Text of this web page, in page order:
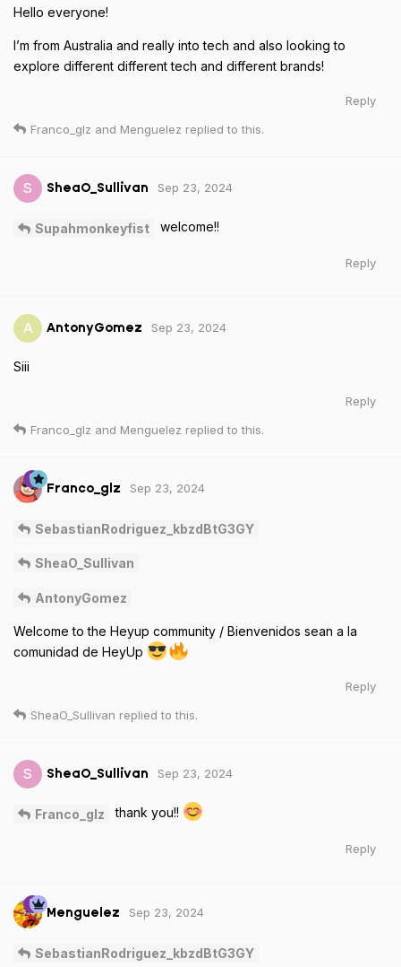
Hello everyone!
I’m from Australia and really into tech and also looking to
explore different different tech and different brands!
Reply
Franco_glz and Menguelez replied to this.
S SheaO_Sullivan Sep 23, 2024
Supahmonkeyfist welcome!!
Reply
A AntonyGomez Sep 23, 2024
Siii
Reply
Franco_glz and Menguelez replied to this.
Franco_glz Sep 23, 2024
SebastianRodriguez_kbzdBtG3GY
SheaO_Sullivan
AntonyGomez
Welcome to the Heyup community / Bienvenidos sean a la
comunidad de HeyUp
Reply
SheaO_Sullivan replied to this.
S SheaO_Sullivan Sep 23, 2024
Franco_glz thank you!!
Reply
Menguelez Sep 23, 2024
SebastianRodriguez_kbzdBtG3GY